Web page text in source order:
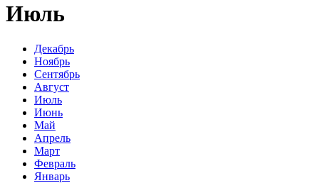
Июль
Декабрь
Ноябрь
Сентябрь
Август
Июль
Июнь
Май
Апрель
Март
Февраль
Январь